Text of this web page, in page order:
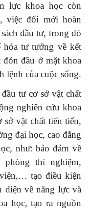
lực khoa học còn
việc đổi mới hoàn
đầu tư, trong đó
hóa tư tưởng về kết
đầu ở mặt khoa
lệnh của cuộc sống.
tư cơ sở vật chất
nghiên cứu khoa
vật chất tiến tiến,
đại học, cao đẳng
như: bảo đảm về
thí nghiệm,
tạo điều kiện
diện về năng lực và
học, tạo ra nguồn